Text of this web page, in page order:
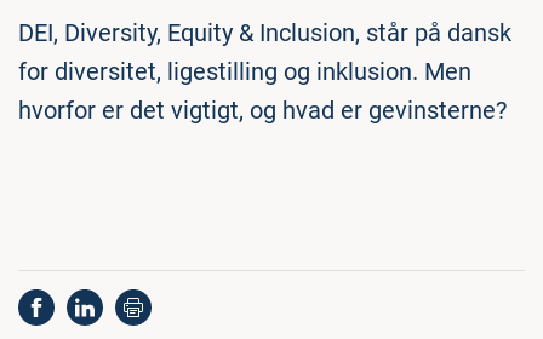
DEI, Diversity, Equity & Inclusion, står på dansk
for diversitet, ligestilling og inklusion. Men
hvorfor er det vigtigt, og hvad er gevinsterne?